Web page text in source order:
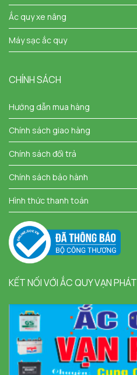
Ắc quy xe nâng
Máy sạc ắc quy
CHÍNH SÁCH
Hướng dẫn mua hàng
Chính sách giao hàng
Chính sách đổi trả
Chính sách bảo hành
Hình thức thanh toán
KẾT NỐI VỚI ẮC QUY VẠN PHÁT